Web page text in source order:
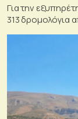
Για την
313 δρομολόγια